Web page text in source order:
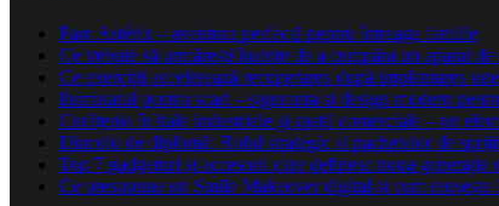
Parc Astérix – aventura perfectă pentru întreaga familie
Ce trebuie să urmărești înainte de a cumpăra un aparat
Ce exerciții accelerează recuperarea după implantarea
Iluminatul pentru scari – siguranta si design modern
Curățenia în hale industriale și spații comerciale – un
Dincolo de diplomă: Rolul strategic al pachetelor de
Top 7 gadgeturi și accesorii care definesc noua generație
Ce presupune un Smile Makeover digital și cum